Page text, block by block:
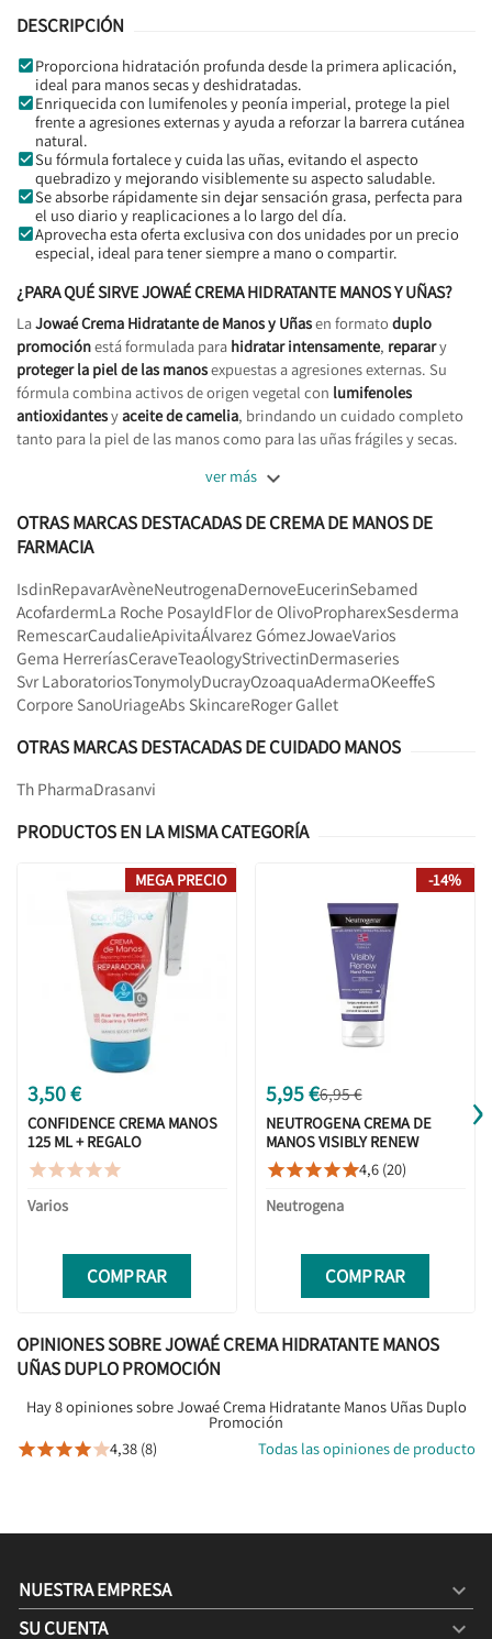
DESCRIPCIÓN
Proporciona hidratación profunda desde la primera aplicación,
ideal para manos secas y deshidratadas.
Enriquecida con lumifenoles y peonía imperial, protege la piel
frente a agresiones externas y ayuda a reforzar la barrera cutánea
natural.
Su fórmula fortalece y cuida las uñas, evitando el aspecto
quebradizo y mejorando visiblemente su aspecto saludable.
Se absorbe rápidamente sin dejar sensación grasa, perfecta para
el uso diario y reaplicaciones a lo largo del día.
Aprovecha esta oferta exclusiva con dos unidades por un precio
especial, ideal para tener siempre a mano o compartir.
¿PARA QUÉ SIRVE JOWAÉ CREMA HIDRATANTE MANOS Y UÑAS?
LaJowaé Crema Hidratante de Manos y Uñasen formato duplo
promociónestá formulada para hidratar intensamente, reparary
proteger la piel de las manosexpuestas a agresiones externas. Su
fórmula combina activos de origen vegetal con lumifenoles
antioxidantesyaceite de camelia, brindando un cuidado completo
tanto para la piel de las manos como para las uñas frágiles y secas.
ver más 
OTRAS MARCAS DESTACADAS DE CREMA DE MANOS DE
FARMACIA
IsdinRepavarAvèneNeutrogenaDernoveEucerinSebamed
AcofardermLa Roche PosayIdFlor de OlivoPropharexSesderma
RemescarCaudalieApivitaÁlvarez GómezJowaeVarios
Gema HerreríasCeraveTeaologyStrivectinDermaseries
Svr LaboratoriosTonymolyDucrayOzoaquaAdermaOKeeffeS
Corpore SanoUriageAbs SkincareRoger Gallet
OTRAS MARCAS DESTACADAS DE CUIDADO MANOS
Th PharmaDrasanvi
PRODUCTOS EN LA MISMA CATEGORÍA
3,50 €
CONFIDENCE CREMA MANOS
125 ML + REGALO

Varios
COMPRAR
MEGA PRECIO
5,95 €6,95 €
NEUTROGENA CREMA DE
MANOS VISIBLY RENEW
SPF20+ 75ML
4,6 (20)
Neutrogena
COMPRAR
-14%
›
OPINIONES SOBRE JOWAÉ CREMA HIDRATANTE MANOS
UÑAS DUPLO PROMOCIÓN
Hay 8 opiniones sobre Jowaé Crema Hidratante Manos Uñas Duplo
Promoción
4,38 (8) Todas las opiniones de producto
NUESTRA EMPRESA 
SU CUENTA 